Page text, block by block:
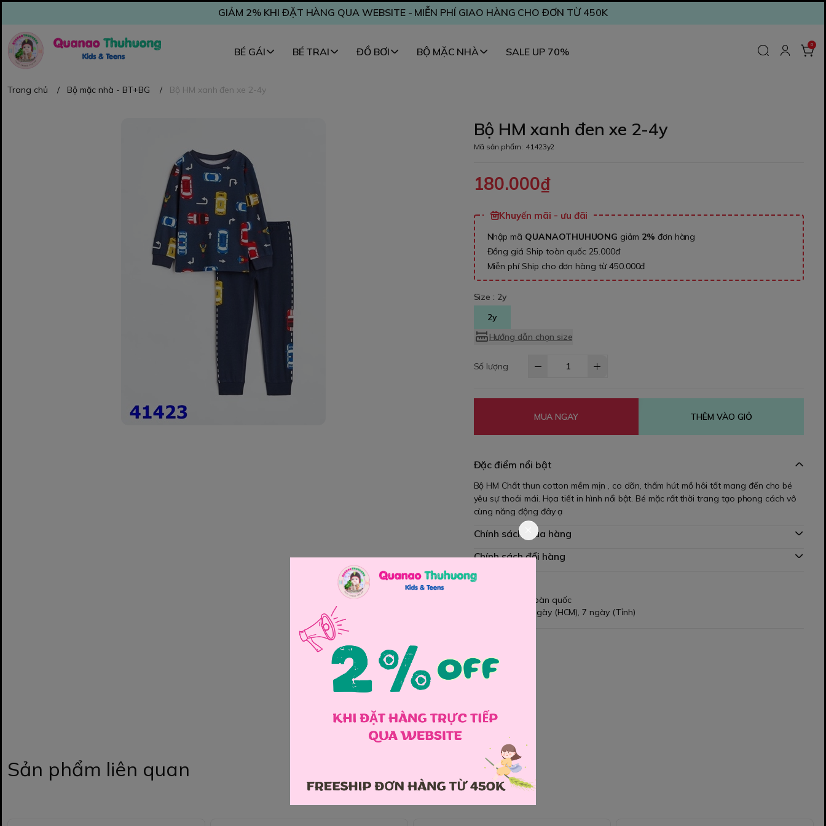
GIẢM 2% KHI ĐẶT HÀNG QUA WEBSITE - MIỄN PHÍ GIAO HÀNG CHO ĐƠN TỪ 450K
BÉ GÁI BÉ TRAI ĐỒ BƠI BỘ MẶC NHÀ SALE UP 70%
0
Trang chủ / Bộ mặc nhà - BT+BG / Bộ HM xanh đen xe 2-4y
Bộ HM xanh đen xe 2-4y
Mã sản phẩm: 41423y2
180.000₫
Khuyến mãi - ưu đãi
Nhập mã QUANAOTHUHUONG giảm 2% đơn hàng
Đồng giá Ship toàn quốc 25.000đ
Miễn phí Ship cho đơn hàng từ 450.000đ
Size : 2y
2y
Hướng dẫn chọn size
Số lượng
MUA NGAY THÊM VÀO GIỎ
Đặc điểm nổi bật
Bộ HM Chất thun cotton mềm mịn , co dãn, thấm hút mồ hôi tốt mang đến cho bé
yêu sự thoải mái. Họa tiết in hình nổi bật. Bé mặc rất thời trang tạo phong cách vô
cùng năng động đây ạ
Chính sách mua hàng
Chính sách đổi hàng
Giao hàng toàn quốc
Đổi hàng 3 ngày (HCM), 7 ngày (Tỉnh)
Sản phẩm liên quan